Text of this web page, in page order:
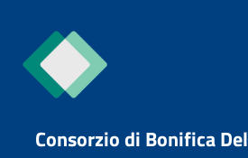
Consorzio di Bonifica